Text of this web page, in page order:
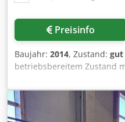
Preisinfo
Baujahr: 2014, Zustand: gut
betriebsbereitem Zustand
Zweistufig 2 x HM-Kopf 2 x
Amler 2 x Multi-Kamera 2 x
zur Rückverfolgbarkeit
Informationen an!